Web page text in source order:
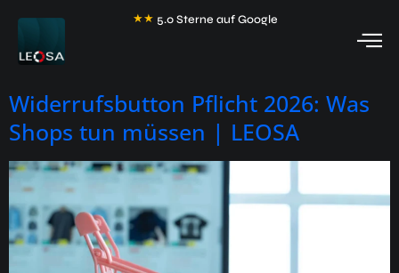
★★★★5.0 Sterne auf Google
Widerrufsbutton Pflicht 2026: Was
Shops tun müssen | LEOSA